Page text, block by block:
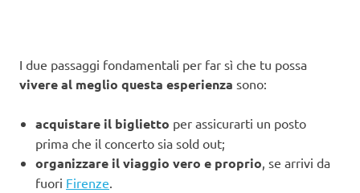
I due passaggi fondamentali per far sì che tu possa
vivere al meglio questa esperienza sono:
acquistare il biglietto per assicurarti un posto
prima che il concerto sia sold out;
organizzare il viaggio vero e proprio , se arrivi da
fuori Firenze